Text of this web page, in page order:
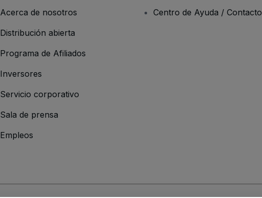
Acerca de nosotros
Distribución abierta
Programa de Afiliados
Inversores
Servicio corporativo
Sala de prensa
Empleos
Centro de Ayuda / Contacto